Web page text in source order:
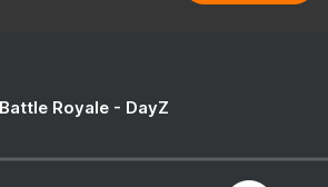
Royale - DayZ